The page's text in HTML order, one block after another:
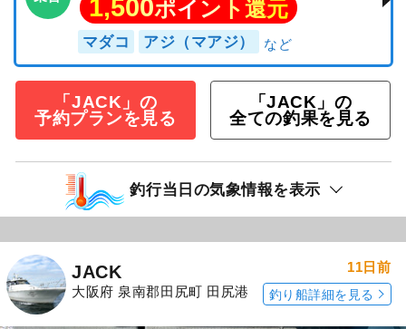
1,500ポイント還元
マダコ アジ（マアジ）
「JACK」の
予約プランを見る
「JACK」の
全ての釣果を見る
釣行当日の気象情報を表示
JACK
大阪府 泉南郡田尻町 田尻港
11日前
釣り船詳細を見る